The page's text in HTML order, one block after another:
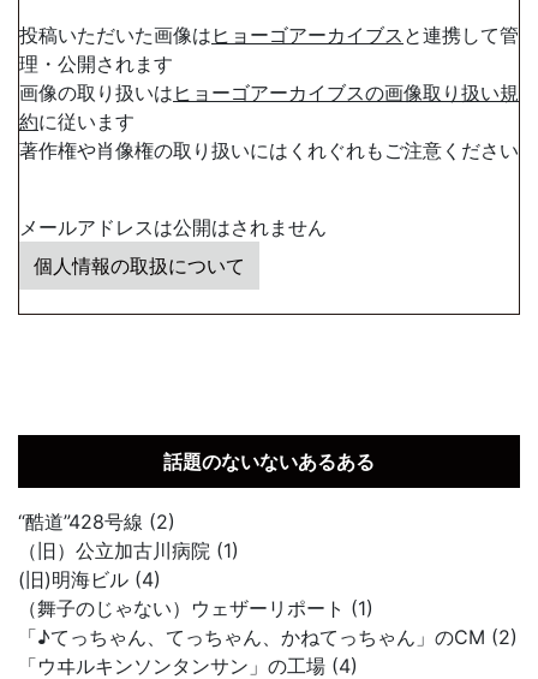
投稿いただいた画像は ヒョーゴアーカイブス と連携して管
理・公開されます
画像の取り扱いは ヒョーゴアーカイブスの画像取り扱い規
約に従います
著作権や肖像権の取り扱いにはくれぐれもご注意ください
メールアドレスは公開はされません
個人情報の取扱について
話題のないないあるある
“酷道”428号線 (2)
（旧）公立加古川病院 (1)
(旧)明海ビル (4)
（舞子のじゃない）ウェザーリポート (1)
「♪てっちゃん、てっちゃん、かねてっちゃん」のCM (2)
「ウヰルキンソンタンサン」の工場 (4)